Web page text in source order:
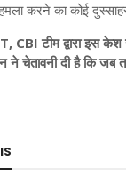
करने का कोई
CBI टीम द्वारा इस
चेतावनी दी है कि जब